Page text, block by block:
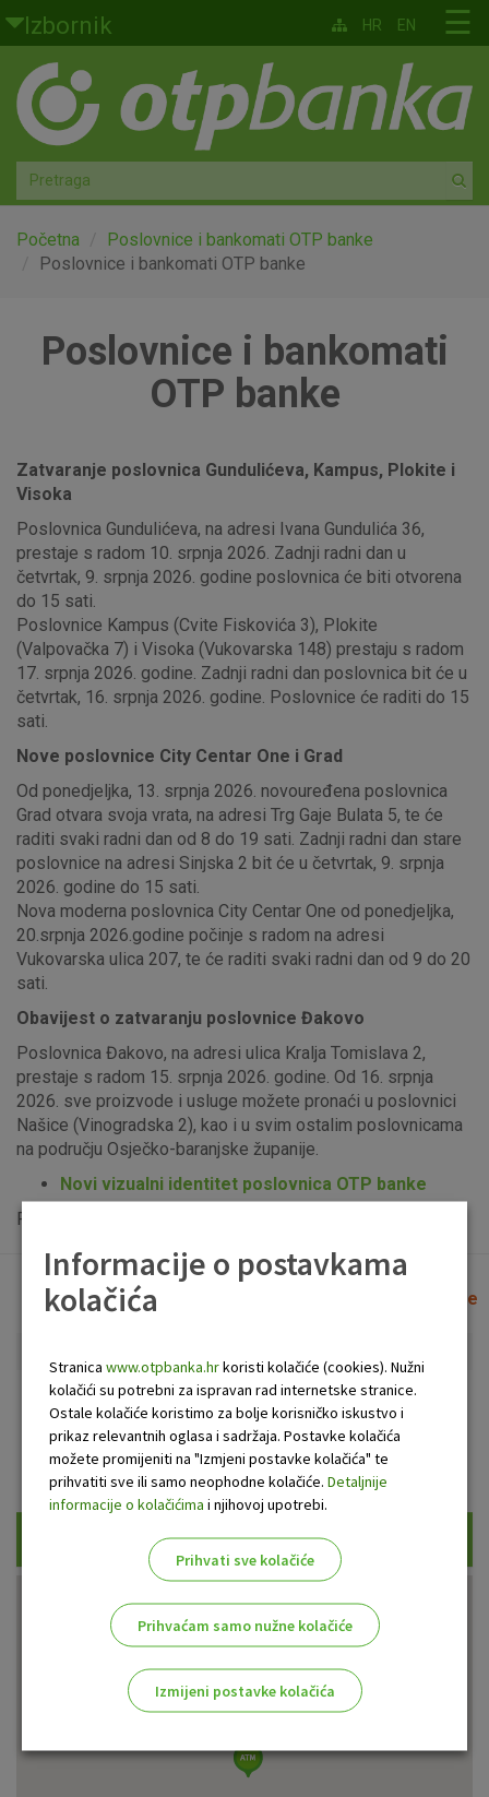
Skoči na glavni sadržaj
Izbornik
Građani
Privatno bankarstvo
Agro
Mala poduzeća i obrtnici
Globalna tržišta
☰
HR EN
Početna
Poslovnice i bankomati OTP banke
Poslovnice i bankomati OTP banke
Poslovnice i bankomati
OTP banke
Zatvaranje poslovnica Gundulićeva, Kampus, Plokite i
Visoka
Poslovnica Gundulićeva, na adresi Ivana Gundulića 36,
prestaje s radom 10. srpnja 2026. Zadnji radni dan u
četvrtak, 9. srpnja 2026. godine poslovnica će biti otvorena
do 15 sati.
Poslovnice Kampus (Cvite Fiskovića 3), Plokite
(Valpovačka 7) i Visoka (Vukovarska 148) prestaju s radom
17. srpnja 2026. godine. Zadnji radni dan poslovnica bit će u
četvrtak, 16. srpnja 2026. godine. Poslovnice će raditi do 15
sati.
Nove poslovnice City Centar One i Grad
Od ponedjeljka, 13. srpnja 2026. novouređena poslovnica
Grad otvara svoja vrata, na adresi Trg Gaje Bulata 5, te će
raditi svaki radni dan od 8 do 19 sati. Zadnji radni dan stare
poslovnice na adresi Sinjska 2 bit će u četvrtak, 9. srpnja
2026. godine do 15 sati.
Nova moderna poslovnica City Centar One od ponedjeljka,
20.srpnja 2026.godine počinje s radom na adresi
Vukovarska ulica 207, te će raditi svaki radni dan od 9 do 20
sati.
Obavijest o zatvaranju poslovnice Đakovo
Poslovnica Đakovo, na adresi ulica Kralja Tomislava 2,
prestaje s radom 15. srpnja 2026. godine. Od 16. srpnja
2026. sve proizvode i usluge možete pronaći u poslovnici
Našice (Vinogradska 2), kao i u svim ostalim poslovnicama
na području Osječko-baranjske županije.
Novi vizualni identitet poslovnica OTP banke
Popis uplatno-isplatnih bankomata možete vidjeti
Lista poslovnica i bankomata Očisti filtere
Bankomat Poslovnica
Prikaži samo uplatne bankomate
Informacije o postavkama
kolačića
Stranica www.otpbanka.hrkoristi kolačiće (cookies). Nužni
kolačići su potrebni za ispravan rad internetske stranice.
Ostale kolačiće koristimo za bolje korisničko iskustvo i
prikaz relevantnih oglasa i sadržaja. Postavke kolačića
možete promijeniti na "Izmjeni postavke kolačića" te
prihvatiti sve ili samo neophodne kolačiće. Detaljnije
informacije o kolačićima i njihovoj upotrebi.
Prihvati sve kolačiće
Prihvaćam samo nužne kolačiće
Izmijeni postavke kolačića